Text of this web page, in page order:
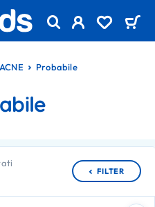
Probabile
FILTER